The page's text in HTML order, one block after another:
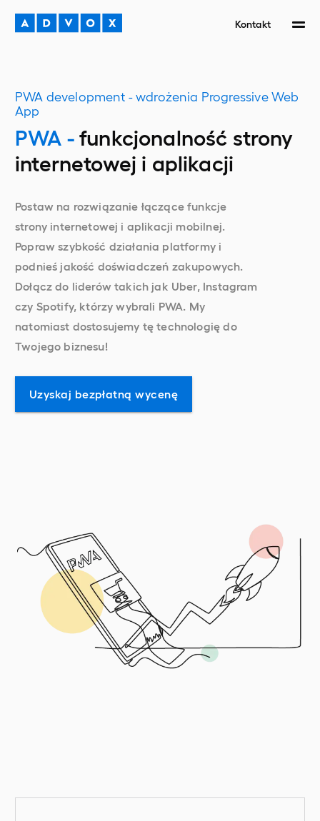
Kontakt
PWA development - wdrożenia Progressive Web
App
PWA -funkcjonalność strony
internetowej i aplikacji
Postaw na rozwiązanie łączące funkcje
strony internetowej i aplikacji mobilnej.
Popraw szybkość działania platformy i
podnieś jakość doświadczeń zakupowych.
Dołącz do liderów takich jak Uber, Instagram
czy Spotify, którzy wybrali PWA. My
natomiast dostosujemy tę technologię do
Twojego biznesu!
Uzyskaj bezpłatną wycenę